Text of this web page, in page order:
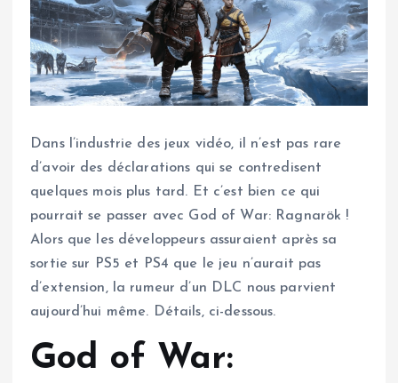
Dans l’industrie des jeux vidéo, il n’est pas rare
d’avoir des déclarations qui se contredisent
quelques mois plus tard. Et c’est bien ce qui
pourrait se passer avec God of War: Ragnarök !
Alors que les développeurs assuraient après sa
sortie sur PS5 et PS4 que le jeu n’aurait pas
d’extension, la rumeur d’un DLC nous parvient
aujourd’hui même. Détails, ci-dessous.
God of War: